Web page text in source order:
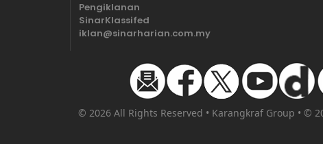
Pengiklanan
SinarKlassifed
iklan@sinarharian.com.my
© 2026 All Rights Reserved • Karangkraf Group • ©